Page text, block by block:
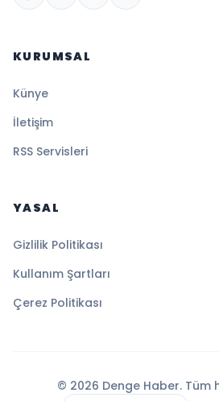
KURUMSAL
Künye
İletişim
RSS Servisleri
YASAL
Gizlilik Politikası
Kullanım Şartları
Çerez Politikası
© 2026 Denge Haber. Tüm